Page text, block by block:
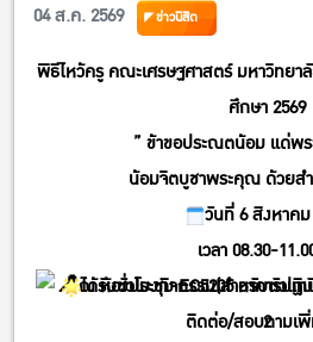
04 ส.ค. 2569
ข่าวนิสิต
พิธีไหว้ครู คณะเศรษฐศาสตร์ มหาวิทยา
ศึกษา 2569
” ข้าขอประณตน้อม แด่พ
น้อมจิตบูชาพระคุณ ด้วยส
วันที่ 6 สิงหาคม
เวลา 08.30-
ณ ห้องประชุม EC5205 อาคารป
2
ได้รับชั่วโมงกิจกรรม(สำหรับตัวแท
ติดต่อ/สอบถามเ